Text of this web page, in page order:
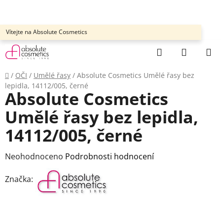
obsah
Vítejte na Absolute Cosmetics
Hledat
Domů
/ OČI / Umělé řasy / Absolute Cosmetics Umělé řasy bez
lepidla, 14112/005, černé
Absolute Cosmetics
Umělé řasy bez lepidla,
14112/005, černé
Průměrné
produktu
Neohodnoceno Podrobnosti hodnocení
Značka: